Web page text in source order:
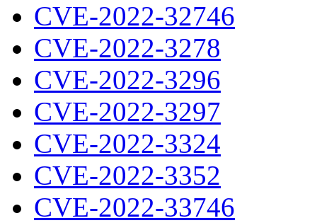
CVE-2022-32746
CVE-2022-3278
CVE-2022-3296
CVE-2022-3297
CVE-2022-3324
CVE-2022-3352
CVE-2022-33746